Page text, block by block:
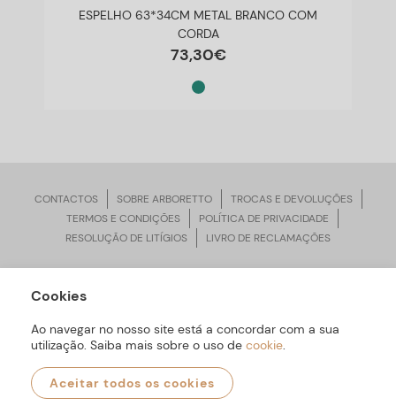
ESPELHO 63*34CM METAL BRANCO COM
CORDA
73,30€
CONTACTOS SOBRE ARBORETTO
TROCAS E DEVOLUÇÕES
TERMOS E CONDIÇÕES
POLÍTICA DE PRIVACIDADE
RESOLUÇÃO DE LITÍGIOS
LIVRO DE RECLAMAÇÕES
ARBORETTO © Todos os Direitos Reservados | Desenvolvido por
Cookies
Ao navegar no nosso site está a concordar com a sua
utilização. Saiba mais sobre o uso de cookie.
Aceitar todos os cookies